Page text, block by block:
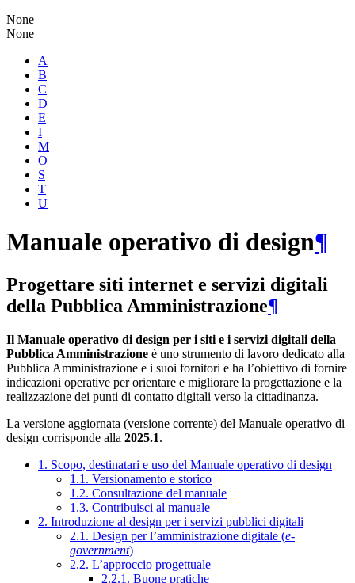
None
None
A
B
C
D
E
I
M
O
S
T
U
Manuale operativo di design¶
Progettare siti internet e servizi digitali
della Pubblica Amministrazione¶
Il Manuale operativo di design per i siti e i servizi digitali della
Pubblica Amministrazione è uno strumento di lavoro dedicato alla
Pubblica Amministrazione e i suoi fornitori e ha l’obiettivo di fornire
indicazioni operative per orientare e migliorare la progettazione e la
realizzazione dei punti di contatto digitali verso la cittadinanza.
La versione aggiornata (versione corrente) del Manuale operativo di
design corrisponde alla 2025.1.
1. Scopo, destinatari e uso del Manuale operativo di design
1.1. Versionamento e storico
1.2. Consultazione del manuale
1.3. Contribuisci al manuale
2. Introduzione al design per i servizi pubblici digitali
2.1. Design per l’amministrazione digitale (e-
government)
2.2. L’approccio progettuale
2.2.1. Buone pratiche